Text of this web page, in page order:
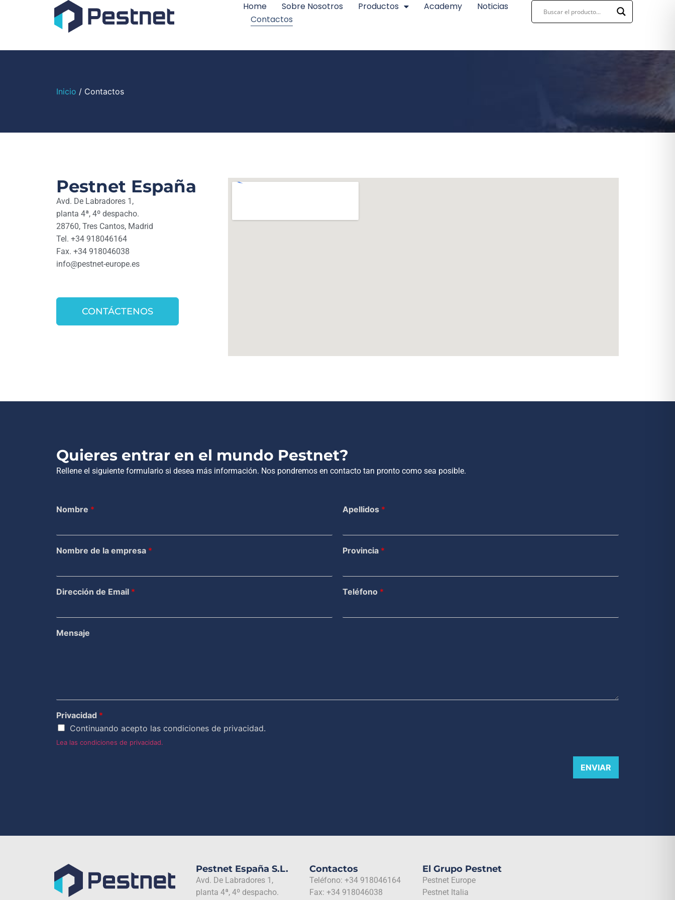
Home Sobre Nosotros Productos Academy
Noticias
Contactos
Inicio / Contactos
Pestnet España
Avd. De Labradores 1,
planta 4ª, 4º despacho.
28760, Tres Cantos, Madrid
Tel. +34 918046164
Fax. +34 918046038
info@pestnet-europe.es
CONTÁCTENOS
Quieres entrar en el mundo Pestnet?
Rellene el siguiente formulario si desea más información. Nos pondremos en contacto tan pronto como sea posible.
Nombre * Apellidos *
Nombre de la empresa * Provincia *
Dirección de Email * Teléfono *
Mensaje
Privacidad *
Continuando acepto las condiciones de privacidad.
Lea las condiciones de privacidad.
ENVIAR
Pestnet España S.L.
Avd. De Labradores 1,
planta 4ª, 4º despacho.
Contactos
Teléfono: +34 918046164
Fax: +34 918046038
El Grupo Pestnet
Pestnet Europe
Pestnet Italia